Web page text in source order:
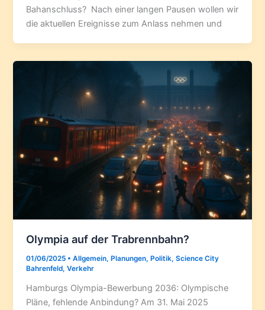
Bahanschluss? Nach einer langen Pausen wollen wir
die aktuellen Ereignisse zum Anlass nehmen und
Olympia auf der Trabrennbahn?
01/06/2025 •Allgemein, Planungen, Politik,Science City
Bahrenfeld,Verkehr
Hamburgs Olympia-Bewerbung 2036: Olympische
Pläne, fehlende Anbindung? Am 31. Mai 2025